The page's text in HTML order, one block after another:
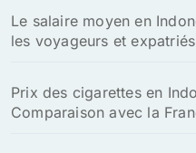
Le salaire moyen en
les voyageurs et expatriés
Prix des cigarettes en
Comparaison avec la